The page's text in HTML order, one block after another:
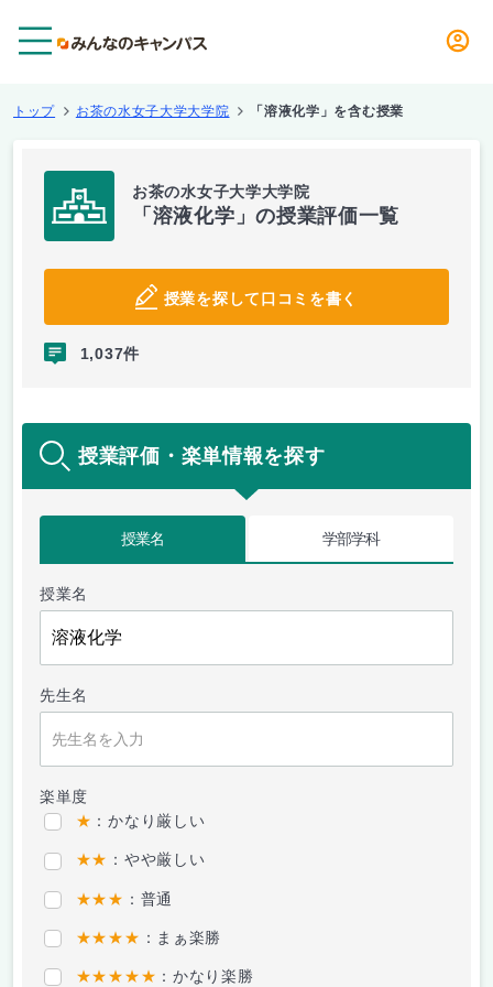
トップ お茶の水女子大学大学院 「溶液化学」を含む授業
お茶の水女子大学大学院
「溶液化学」の授業評価一覧
授業を探して口コミを書く
1,037件
授業評価・楽単情報を探す
授業名 学部学科
授業名
先生名
楽単度
★ ：かなり厳しい
★★ ：やや厳しい
★★★ ：普通
★★★★ ：まぁ楽勝
★★★★★ ：かなり楽勝